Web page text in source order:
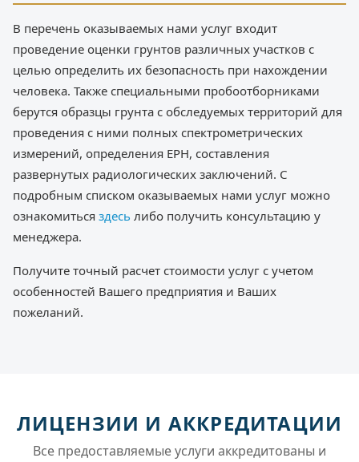
В перечень оказываемых нами услуг входит
проведение оценки грунтов различных участков с
целью определить их безопасность при нахождении
человека. Также специальными пробоотборниками
берутся образцы грунта с обследуемых территорий для
проведения с ними полных спектрометрических
измерений, определения ЕРН, составления
развернутых радиологических заключений. С
подробным списком оказываемых нами услуг можно
ознакомиться здесь либо получить консультацию у
менеджера.
Получите точный расчет стоимости услуг с учетом
особенностей Вашего предприятия и Ваших
пожеланий.
ЛИЦЕНЗИИ И АККРЕДИТАЦИИ
Все предоставляемые услуги аккредитованы и